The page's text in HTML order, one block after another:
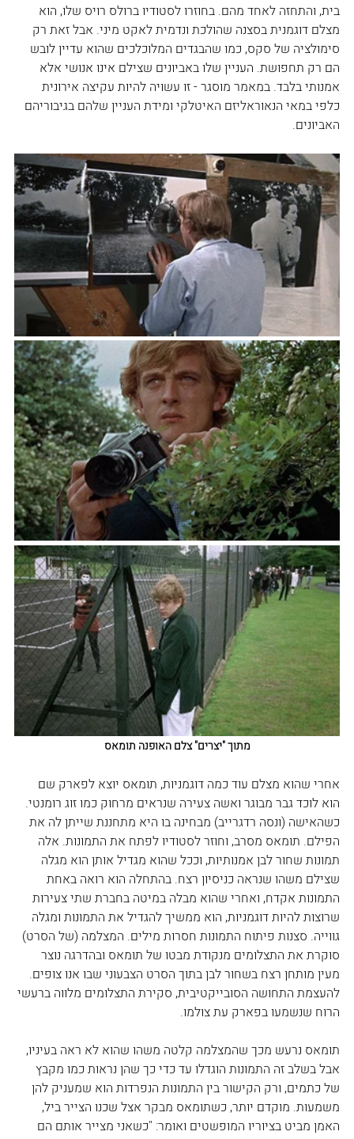
בית, והתחזה לאחד מהם. בחוזרו לסטודיו ברולס רויס שלו, הוא
מצלם דוגמנית בסצנה שהולכת ונדמית לאקט מיני. אבל זאת רק
סימולציה של סקס, כמו שהבגדים המלוכלכים שהוא עדיין לובש
הם רק תחפושת. העניין שלו באביונים שצילם אינו אנושי אלא
אמנותי בלבד. במאמר מוסגר - זו עשויה להיות עקיצה אירונית
כלפי במאי הנאוראליזם האיטלקי ומידת העניין שלהם בגיבוריהם
האביונים.
מתוך "יצרים" צלם האופנה תומאס
אחרי שהוא מצלם עוד כמה דוגמניות, תומאס יוצא לפארק שם
הוא לוכד גבר מבוגר ואשה צעירה שנראים מרחוק כמו זוג רומנטי.
כשהאישה (ונסה רדגרייב) מבחינה בו היא מתחננת שייתן לה את
הפילם. תומאס מסרב, וחוזר לסטודיו לפתח את התמונות. אלה
תמונות שחור לבן אמנותיות, וככל שהוא מגדיל אותן הוא מגלה
שצילם משהו שנראה כניסיון רצח. בהתחלה הוא רואה באחת
התמונות אקדח, ואחרי שהוא מבלה במיטה בחברת שתי צעירות
שרוצות להיות דוגמניות, הוא ממשיך להגדיל את התמונות ומגלה
גווייה. סצנות פיתוח התמונות חסרות מילים. המצלמה (של הסרט)
סוקרת את התצלומים מנקודת מבטו של תומאס ובהדרגה נוצר
מעין מותחן רצח בשחור לבן בתוך הסרט הצבעוני שבו אנו צופים.
להעצמת התחושה הסובייקטיבית, סקירת התצלומים מלווה ברעשי
הרוח שנשמעו בפארק עת צולמו.
תומאס נרעש מכך שהמצלמה קלטה משהו שהוא לא ראה בעיניו,
אבל בשלב זה התמונות הוגדלו עד כדי כך שהן נראות כמו מקבץ
של כתמים, ורק הקישור בין התמונות הנפרדות הוא שמעניק להן
משמעות. מוקדם יותר, כשתומאס מבקר אצל שכנו הצייר ביל,
האמן מביט בציוריו המופשטים ואומר: "כשאני מצייר אותם הם